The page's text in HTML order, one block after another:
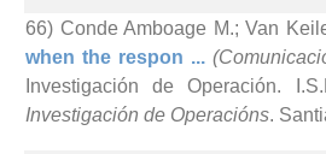
66) Conde Amboage M.; Van
when the respon ...
Investigación de Operación.
Investigación de Operacións.